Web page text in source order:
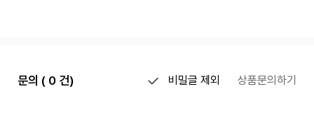
문의 ( 0 건) 비밀글 제외 상품문의하기